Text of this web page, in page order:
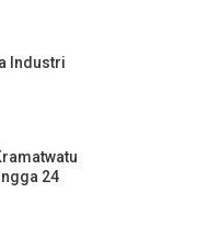
Industri
24